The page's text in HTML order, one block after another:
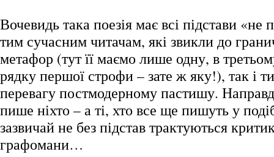
Вочевидь така поезія має всі підстави «не
тим сучасним читачам, які звикли до
метафор (тут її маємо лише одну, в
рядку першої строфи – зате ж яку!), так і
перевагу постмодерному пастишу.
пише ніхто – а ті, хто все ще пишуть у
зазвичай не без підстав трактуються
графомани…